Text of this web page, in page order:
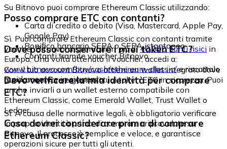
Su Bitnovo puoi comprare Ethereum Classic utilizzando:
Carta di credito o debito (Visa, Mastercard, Apple Pay,
Google Pay)
Bonifico bancario SEPA o SEPA istantaneo
Contanti tramite voucher Bitnovo
Posso comprare ETC con contanti?
Sì. Puoi comprare Ethereum Classic con contanti tramite
voucher Bitnovo, disponibili in più di40.000 punti fisici in
Europa. Una volta ottenuto il voucher, accedi a:
www.bitnovo.com/buy/cash/ethereum-classic/e riscattalo
rapidamente e in sicurezza.
Dove posso conservare i miei token ETC?
Con il tuo account Bitnovo ottieni un wallet integrato dove
puoi conservare e gestire i tuoi token ETC in sicurezza. Puoi
anche inviarli a un wallet esterno compatibile con
Ethereum Classic, come Emerald Wallet, Trust Wallet o
Ledger.
Devo verificare la mia identità per comprare
ETC?
Sì. A causa delle normative legali, è obbligatorio verificare
la propria identità prima di comprare criptovalute su
Bitnovo. Il processo è semplice e veloce, e garantisce
operazioni sicure per tutti gli utenti.
Cosa dovrei considerare prima di comprare
Ethereum Classic?